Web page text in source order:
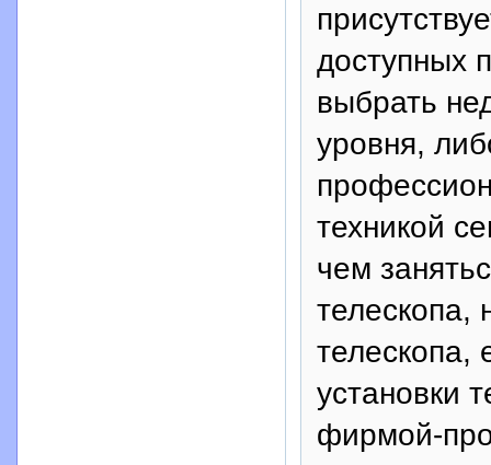
доступных
выбрать
уровня,
техникой
чем
телескопа,
телескопа,
установки
фирмой-